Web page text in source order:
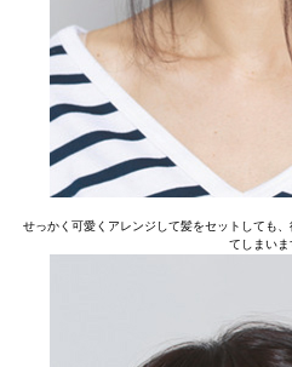
せっかく可愛くアレンジして髪をセットしても
てしまいま